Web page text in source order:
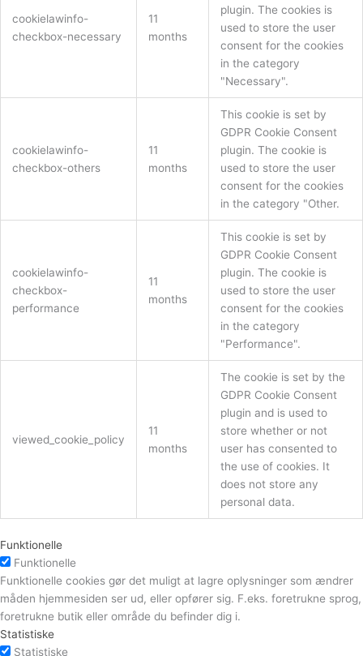
cookielawinfo-
checkbox-necessary
11
months
plugin. The cookies is
used to store the user
consent for the cookies
in the category
"Necessary".
cookielawinfo-
checkbox-others
11
months
This cookie is set by
GDPR Cookie Consent
plugin. The cookie is
used to store the user
consent for the cookies
in the category "Other.
cookielawinfo-
checkbox-
performance
11
months
This cookie is set by
GDPR Cookie Consent
plugin. The cookie is
used to store the user
consent for the cookies
in the category
"Performance".
viewed_cookie_policy
11
months
The cookie is set by the
GDPR Cookie Consent
plugin and is used to
store whether or not
user has consented to
the use of cookies. It
does not store any
personal data.
Funktionelle
Funktionelle
Funktionelle cookies gør det muligt at lagre oplysninger som ændrer
måden hjemmesiden ser ud, eller opfører sig. F.eks. foretrukne sprog,
foretrukne butik eller område du befinder dig i.
Statistiske
Statistiske